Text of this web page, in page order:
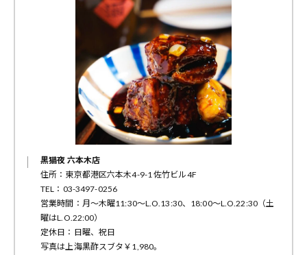
黒猫夜 六本木店
住所：東京都港区六本木4-9-1 佐竹ビル4F
TEL：03-3497-0256
営業時間：月〜木曜11:30～L.O.13:30、18:00～L.O.22:30（土
曜はL.O.22:00）
定休日：日曜、祝日
写真は上海黒酢スブタ￥1,980。